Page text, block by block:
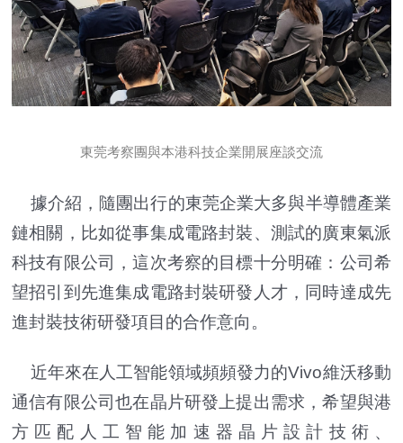
東莞考察團與本港科技企業開展座談交流
據介紹，隨團出行的東莞企業大多與半導體產業
鏈相關，比如從事集成電路封裝、測試的廣東氣派
科技有限公司，這次考察的目標十分明確：公司希
望招引到先進集成電路封裝研發人才，同時達成先
進封裝技術研發項目的合作意向。
近年來在人工智能領域頻頻發力的Vivo維沃移動
通信有限公司也在晶片研發上提出需求，希望與港
方匹配人工智能加速器晶片設計技術、